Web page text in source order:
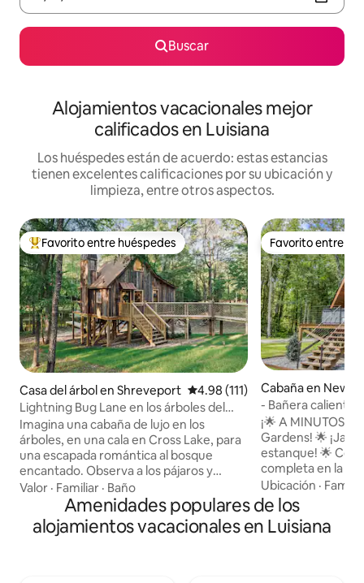
Buscar
Alojamientos vacacionales mejor
calificados en Luisiana
Los huéspedes están de acuerdo: estas estancias
tienen excelentes calificaciones por su ubicación y
limpieza, entre otros aspectos.
De los mejores en Favorito entre huéspedes
Favorito entre huéspedes
Casa del árbol en Shreveport Calificación promedio: 4.98 de
4.98 (111)
Lightning Bug Lane en los árboles del
lago
Imagina una cabaña de lujo en los
árboles, en una cala en Cross Lake, para
una escapada romántica al bosque
encantado. Observa a los pájaros y
ardillas en el porche trasero con café por
la mañana o cócteles por la noche.
Atrapa insectos relámpagos al
atardecer. Toma un kayak para cruzar el
Valor · Familiar · Baño
Favorito entre
Favorito entre
Cabaña en New
- Bañera caliente
moderno taxi
¡🌟 A MINUTOS
Gardens! 🌟
estanque! 🌟
completa en la
Lavadora/
queen en la planta
destacar️
reembolsable de
Ubicación ·
Amenidades populares de los
alojamientos vacacionales en Luisiana